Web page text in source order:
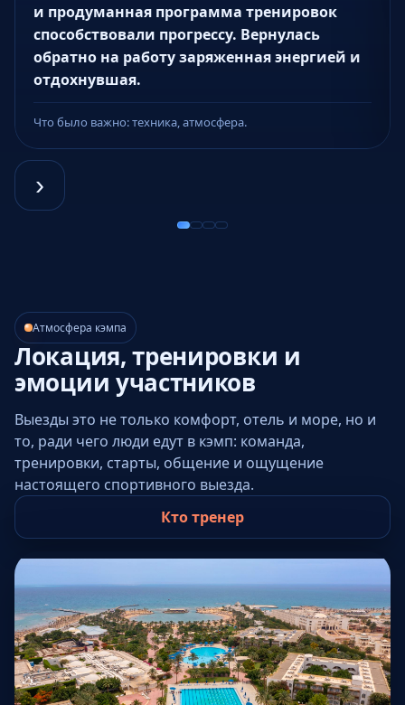
и продуманная программа тренировок
способствовали прогрессу. Вернулась
обратно на работу заряженная энергией и
отдохнувшая.
Что было важно: техника, атмосфера.
›
Атмосфера кэмпа
Локация, тренировки и
эмоции участников
Выезды это не только комфорт, отель и море, но и
то, ради чего люди едут в кэмп: команда,
тренировки, старты, общение и ощущение
настоящего спортивного выезда.
Кто тренер